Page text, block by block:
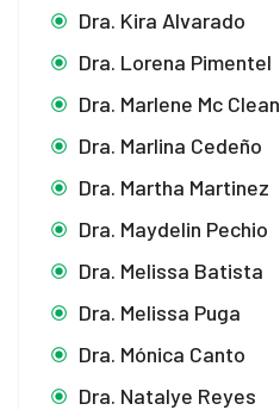
Dra. Kira Alvarado
Dra. Lorena Pimentel
Dra. Marlene Mc Clean
Dra. Marlina Cedeño
Dra. Martha Martinez
Dra. Maydelin Pechio
Dra. Melissa Batista
Dra. Melissa Puga
Dra. Mónica Canto
Dra. Natalye Reyes